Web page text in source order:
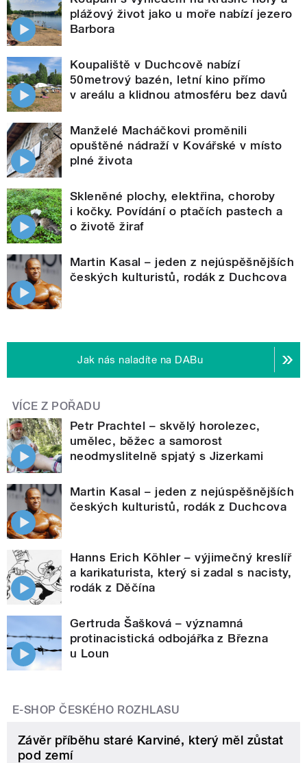
plážový život jako u moře nabízí jezero
Barbora
Koupaliště v Duchcově nabízí
50metrový bazén, letní kino přímo
v areálu a klidnou atmosféru bez davů
Manželé Macháčkovi proměnili
opuštěné nádraží v Kovářské v místo
plné života
Skleněné plochy, elektřina, choroby
i kočky. Povídání o ptačích pastech a
o životě žiraf
Martin Kasal – jeden z nejúspěšnějších
českých kulturistů, rodák z Duchcova
Jak nás naladíte na DABu
VÍCE Z POŘADU
Petr Prachtel – skvělý horolezec,
umělec, běžec a samorost
neodmyslitelně spjatý s Jizerkami
Martin Kasal – jeden z nejúspěšnějších
českých kulturistů, rodák z Duchcova
Hanns Erich Köhler – výjimečný kreslíř
a karikaturista, který si zadal s nacisty,
rodák z Děčína
Gertruda Šašková – významná
protinacistická odbojářka z Března
u Loun
E-SHOP ČESKÉHO ROZHLASU
Závěr příběhu staré Karviné, který měl zůstat
pod zemí